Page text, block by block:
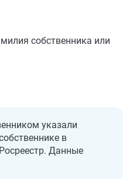
собственника или
указали
в
Данные